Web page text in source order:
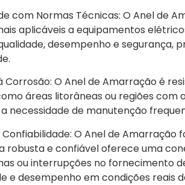
com Normas Técnicas: O Anel de
aplicáveis a equipamentos
desempenho e segurança,
Corrosão: O Anel de Amarração é
áreas litorâneas ou regiões
necessidade de manutenção
Confiabilidade: O Anel de
robusta e confiável oferece uma
ou interrupções no fornecimento
e desempenho em condições reais